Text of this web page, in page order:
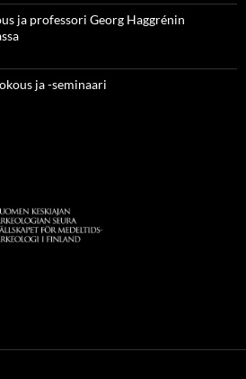
ja professori Georg Haggrénin
ja -seminaari